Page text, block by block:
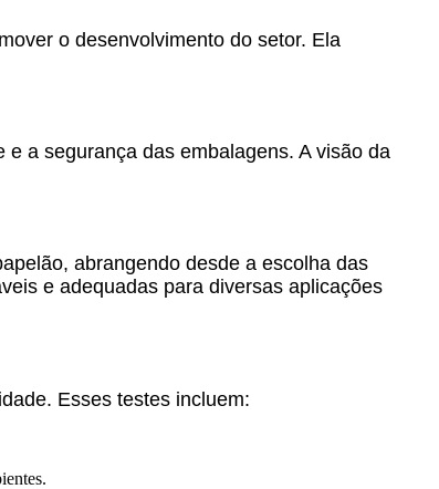
o desenvolvimento do setor. Ela
a segurança das embalagens. A visão da
abrangendo desde a escolha das
e adequadas para diversas aplicações
Esses testes incluem: